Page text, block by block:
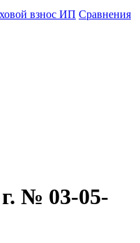
взнос ИП Сравнения
№ 03-05-